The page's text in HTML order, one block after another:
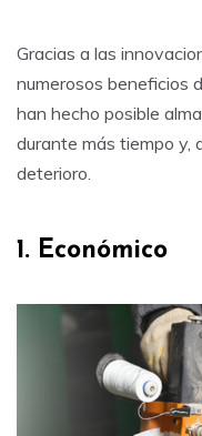
Gracias a las
numerosos beneficios
han hecho posible
durante más tiempo y,
deterioro.
1. Económico